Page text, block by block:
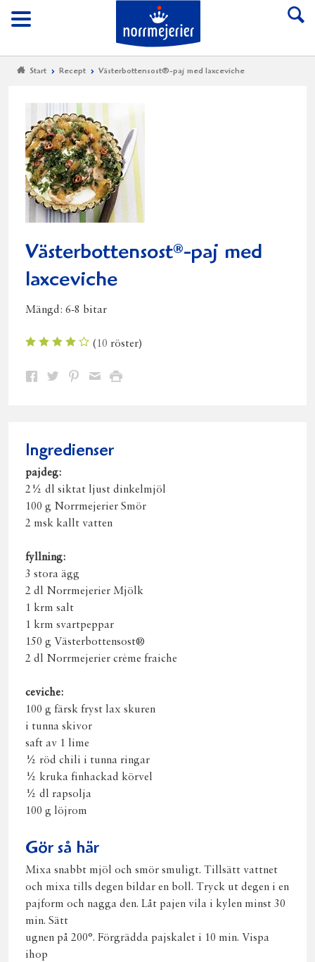
Meny
Till Norrmejerier
Start Recept Västerbottensost®-paj med laxceviche
Västerbottensost®-paj med
laxceviche
Mängd: 6-8 bitar
(10 röster)
Dela Dela Dela DelaSkriv
Ingredienser
pajdeg:
2½ dl siktat ljust dinkelmjöl
100 g Norrmejerier Smör
2 msk kallt vatten
fyllning:
3 stora ägg
2 dl Norrmejerier Mjölk
1 krm salt
1 krm svartpeppar
150 g Västerbottensost®
2 dl Norrmejerier crème fraiche
ceviche:
100 g färsk fryst lax skuren
i tunna skivor
saft av 1 lime
½ röd chili i tunna ringar
½ kruka finhackad körvel
½ dl rapsolja
100 g löjrom
Gör så här
Mixa snabbt mjöl och smör smuligt. Tillsätt vattnet
och mixa tills degen bildar en boll. Tryck ut degen i en
pajform och nagga den. Låt pajen vila i kylen minst 30
min. Sätt
ugnen på 200°. Förgrädda pajskalet i 10 min. Vispa
ihop